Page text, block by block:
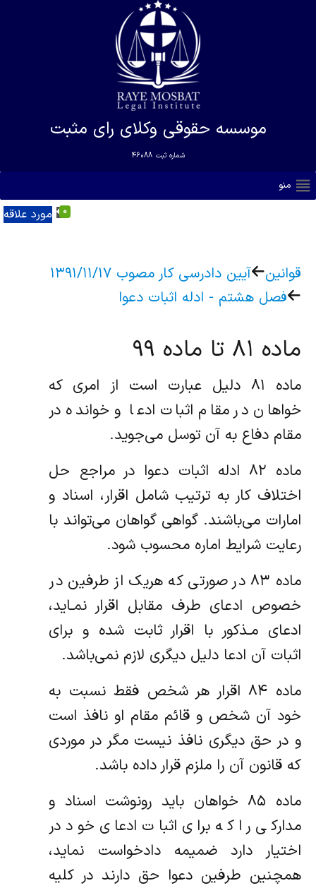
موسسه حقوقی وکلای رای مثبت
شماره ثبت 46088
منو
مورد علاقه 0
قوانین
آیین دادرسی کار مصوب ۱۳۹۱/۱۱/۱۷
فصل هشتم - ادله اثبات دعوا
ماده ۸۱ تا ماده ۹۹
ماده ۸۱ دلیل عبارت است از امری که
خواهان در مقام اثبات ادعا و خوانده در
مقام دفاع به آن توسل می‌جوید.
ماده ۸۲ ادله اثبات دعوا در مراجع حل
اختلاف کار به ترتیب شامل اقرار، اسناد و
امارات می‌باشند. گواهی گواهان می‌تواند با
رعایت شرایط اماره محسوب شود.
ماده ۸۳ در صورتی که هریک از طرفین در
خصوص ادعای طرف مقابل اقرار نمـاید،
ادعای مـذکور با اقرار ثابت شده و برای
اثبات آن ادعا دلیل دیگری لازم نمی‌باشد.
ماده ۸۴ اقرار هر شخص فقط نسبت به
خود آن شخص و قائم مقام او نافذ است
و در حق دیگری نافذ نیست مگر در موردی
که قانون آن را ملزم قرار داده باشد.
ماده ۸۵ خواهان باید رونوشت اسناد و
مدارکی را که برای اثبات ادعای خود در
اختیار دارد ضمیمه دادخواست نماید،
همچنین طرفین دعوا حق دارند در کلیه